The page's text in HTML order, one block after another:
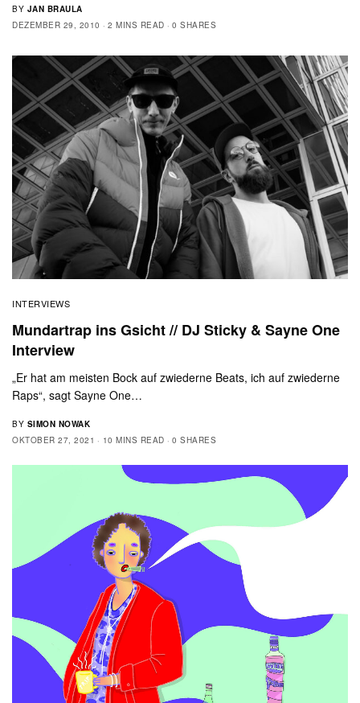
BY JAN BRAULA
DEZEMBER 29, 2010
2 MINS READ 0 SHARES
INTERVIEWS
Mundartrap ins Gsicht // DJ Sticky & Sayne One
Interview
„Er hat am meisten Bock auf zwiederne Beats, ich auf zwiederne
Raps“, sagt Sayne One…
BY SIMON NOWAK
OKTOBER 27, 2021
10 MINS READ 0 SHARES